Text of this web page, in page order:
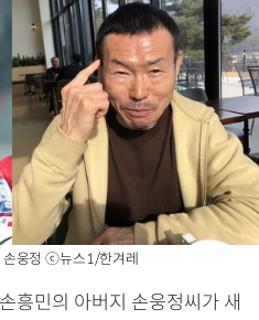
손웅정 ⓒ뉴스1/한겨레
흥민의 아버지 손웅정씨가 새